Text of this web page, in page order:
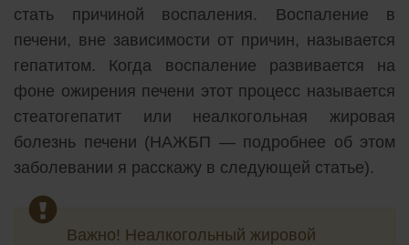
стать причиной воспаления. Воспаление в
печени, вне зависимости от причин, называется
гепатитом. Когда воспаление развивается на
фоне ожирения печени этот процесс называется
стеатогепатит или неалкогольная жировая
болезнь печени (НАЖБП — подробнее об этом
заболевании я расскажу в следующей статье).
Важно! Неалкогольный жировой